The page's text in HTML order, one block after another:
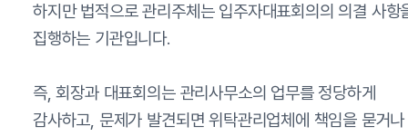
하지만 법적으로 관리주체는 입주자대표회의의 의결 사항
집행하는 기관입니다.
즉, 회장과 대표회의는 관리사무소의 업무를 정당하게
감사하고, 문제가 발견되면 위탁관리업체에 책임을 묻거나